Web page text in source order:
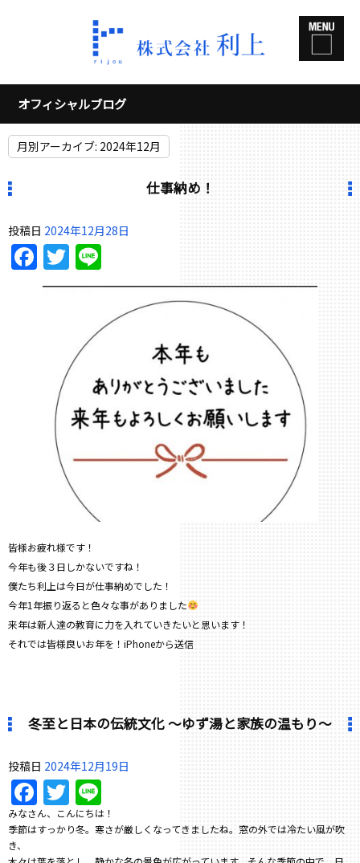
オフィシャルブログ
月別アーカイブ: 2024年12月
仕事納め！
投稿日 2024年12月28日
Facebook
Twitter
皆様お疲れ様です！
今年も後３日しかないですね！
僕たち利上は今日が仕事納めでした！
今年1年振り返ると色々な事がありました
来年は新人達の教育に力を入れていきたいと思います！
それでは皆様良いお年を！iPhoneから送信
冬至と日本の伝統文化 〜ゆず湯と家族の温もり〜
投稿日 2024年12月19日
Facebook
Twitter
みなさん、こんにちは！
季節はすっかり冬。寒さが厳しくなってきましたね。窓の外では冷たい風が吹
き、